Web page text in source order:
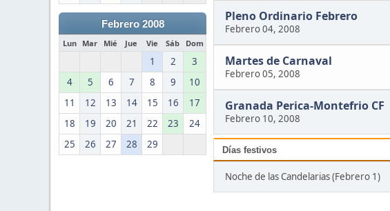
Febrero 2008
Lun Mar Mié Jue Vie Sáb Dom
1 2
3
4
5 6 7 8 9
10
11
12 13 14 15 16
17
18
19 20 21 22 23
24
25
26 27 28 29
Pleno Ordinario Febrero
Febrero 04, 2008
Martes de Carnaval
Febrero 05, 2008
Granada Perica-Montefrio CF
Febrero 10, 2008
Días festivos
Noche de las Candelarias (Febrero 1)